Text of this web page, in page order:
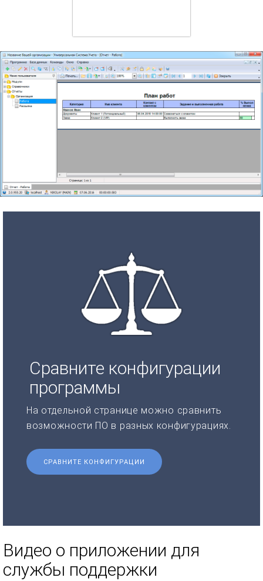
Сравните конфигурации
программы
На отдельной странице можно сравнить
возможности ПО в разных конфигурациях.
СРАВНИТЕ КОНФИГУРАЦИИ
Видео о приложении для
службы поддержки